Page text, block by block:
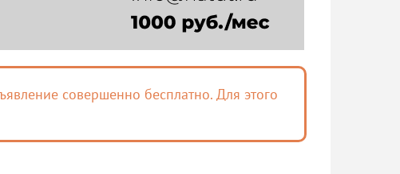
совершенно бесплатно. Для этого